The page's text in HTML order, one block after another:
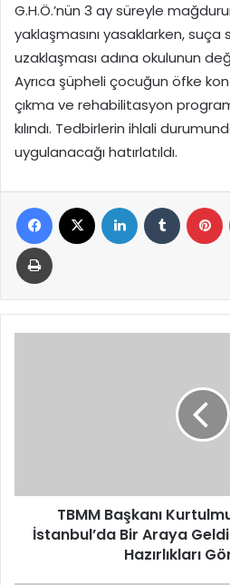
G.H.Ö.’nün 3 ay süreyle
yaklaşmasını yasaklarken,
uzaklaşması adına okulunun
Ayrıca şüpheli çocuğun öfke
çıkma ve rehabilitasyon
kılındı. Tedbirlerin ihlali
uygulanacağı hatırlatıldı.
Facebook LinkedIn Tumblr
Yazdır
Geldi:
Genel
TBMM Başkanı
İstanbul’da Bir Araya
Hazırlıkları